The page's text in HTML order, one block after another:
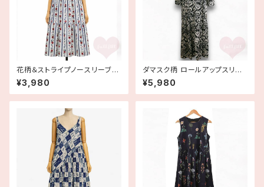
花柄＆ストライプノースリーブコ
ットンティアードワンピース
¥3,980
ダマスク柄 ロールアップスリー
ブ ロングティアードワンピース
イタリア製 古着 made in ITAL
Y
¥5,980